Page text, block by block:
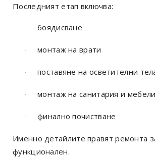
Последният етап включва:
· боядисване
· монтаж на врати
· поставяне на осветителни
· монтаж на санитария и мебели
· финално почистване
Именно детайлите правят ремонта
функционален.